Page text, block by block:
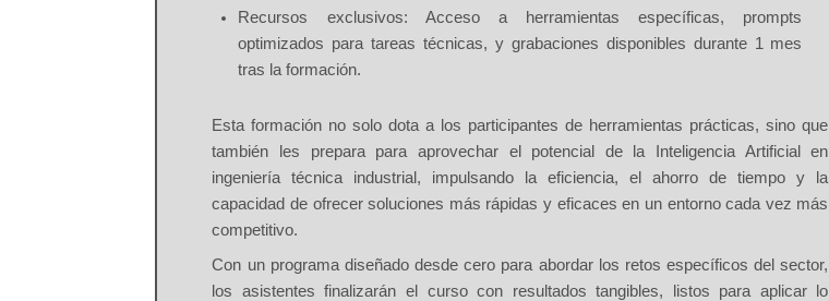
Recursos exclusivos: Acceso a herramientas específicas, prompts
optimizados para tareas técnicas, y grabaciones disponibles durante 1 mes
tras la formación.
Esta formación no solo dota a los participantes de herramientas prácticas, sino que
también les prepara para aprovechar el potencial de la Inteligencia Artificial en
ingeniería técnica industrial , impulsando la eficiencia, el ahorro de tiempo y la
capacidad de ofrecer soluciones más rápidas y eficaces en un entorno cada vez más
competitivo.
Con un programa diseñadodesde cero para abordar los retos específicos del sector,
los asistentes finalizarán el curso con resultados tangibles, listos para aplicar lo